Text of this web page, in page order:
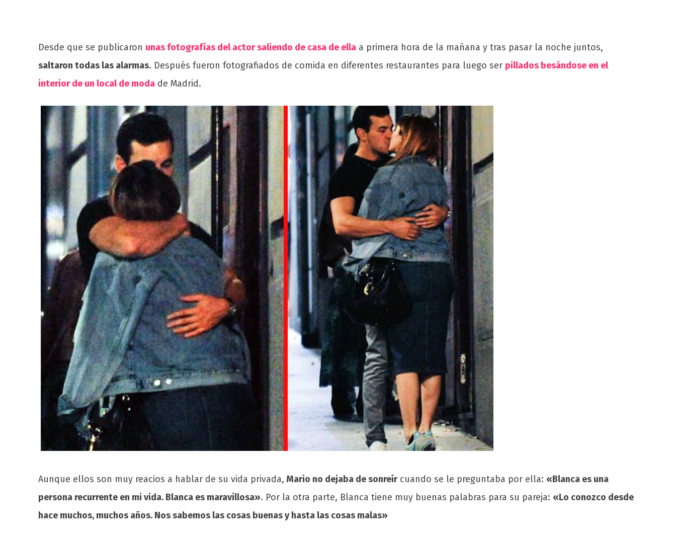
Desde que se publicaron unas fotografías del actor saliendo de casa de ella a primera hora de la mañana y tras pasar la noche juntos,
saltaron todas las alarmas. Después fueron fotografiados de comida en diferentes restaurantes para luego ser pillados besándose en el
interior de un local de moda de Madrid.
Aunque ellos son muy reacios a hablar de su vida privada, Mario no dejaba de sonreírcuando se le preguntaba por ella: «Blanca es una
persona recurrente en mi vida. Blanca es maravillosa». Por la otra parte, Blanca tiene muy buenas palabras para su pareja: «Lo conozco desde
hace muchos, muchos años. Nos sabemos las cosas buenas y hasta las cosas malas»